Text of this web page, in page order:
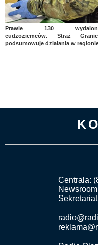
Prawie 130
cudzoziemców. Straż
podsumowuje działania w
Centrala: